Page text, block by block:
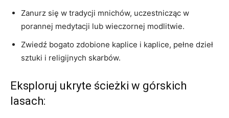
Zanurz się w tradycji mnichów, uczestnicząc w
porannej medytacji‌ lub⁣ wieczornej modlitwie.
Zwiedź bogato zdobione kaplice⁢ i kaplice, pełne dzieł
sztuki i religijnych skarbów.
Eksploruj ukryte ścieżki ‍w górskich
lasach: